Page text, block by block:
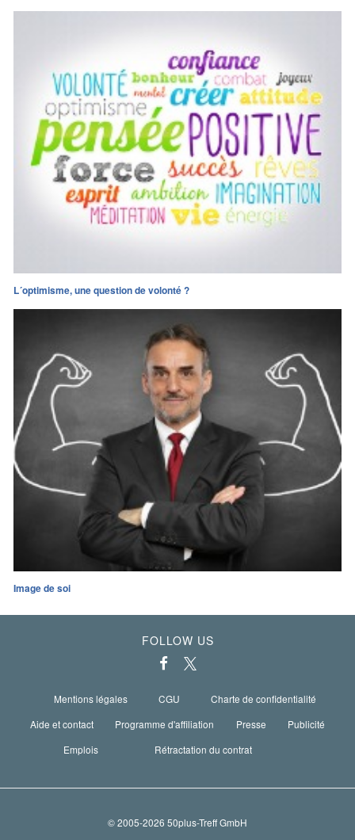
L´optimisme, une question de volonté ?
Image de soi
FOLLOW US
Mentions légales CGU
Charte de confidentialité
Aide et contact
Programme d'affiliation Presse
Publicité
Emplois
Rétractation du contrat
© 2005-2026 50plus-Treff GmbH